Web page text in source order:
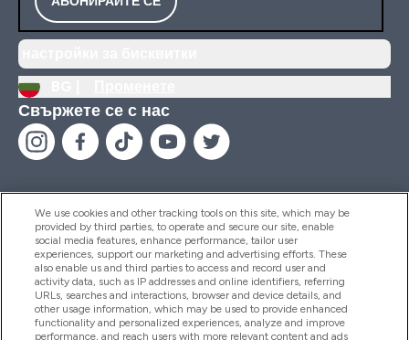
Свържете се с нас
Помощ И Информация
Продукти
We use cookies and other tracking tools on this site, which may be
provided by third parties, to operate and secure our site, enable
social media features, enhance performance, tailor user
experiences, support our marketing and advertising efforts. These
also enable us and third parties to access and record user and
activity data, such as IP addresses and online identifiers, referring
URLs, searches and interactions, browser and device details, and
other usage information, which may be used to provide enhanced
functionality and personalized experiences, analyze and improve
performance, and reach users with more relevant content and ads